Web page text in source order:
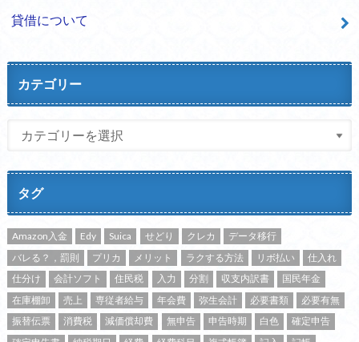
貸借について
カテゴリー
タグ
Amazon入金 Edy Suica せどり クレカ
データ移行
バレる？，罰則
プリカ メリット ラクする方法 リボ払い
仕入れ
仕分け
会計ソフト 住民税 入力 分割 収支内訳書
国民年金
在庫棚卸
売上 専従者給与 年会費 弥生会計 必要書類
必要有無
振替伝票
消費税 減価償却費 無申告 申告時期 白色
確定申告